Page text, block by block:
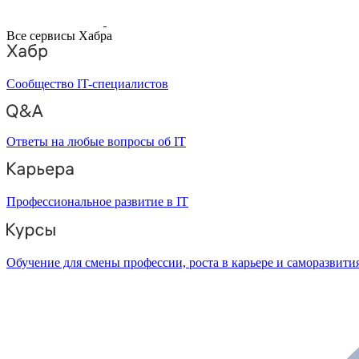
Все сервисы Хабра
Сообщество IT-специалистов
Ответы на любые вопросы об IT
Профессиональное развитие в IT
Обучение для смены профессии, роста в карьере и